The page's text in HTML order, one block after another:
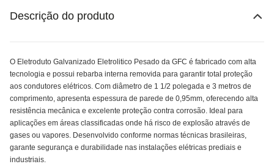
Descrição do produto
O Eletroduto Galvanizado Eletrolitico Pesado da GFC é fabricado com alta
tecnologia e possui rebarba interna removida para garantir total proteção
aos condutores elétricos. Com diâmetro de 1 1/2 polegada e 3 metros de
comprimento, apresenta espessura de parede de 0,95mm, oferecendo alta
resistência mecânica e excelente proteção contra corrosão. Ideal para
aplicações em áreas classificadas onde há risco de explosão através de
gases ou vapores. Desenvolvido conforme normas técnicas brasileiras,
garante segurança e durabilidade nas instalações elétricas prediais e
industriais.